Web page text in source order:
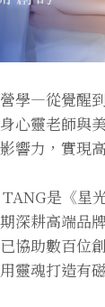
營學—從覺醒
心靈老師與
響力，實現
是《星
深耕高端品
協助數百位
靈魂打造有